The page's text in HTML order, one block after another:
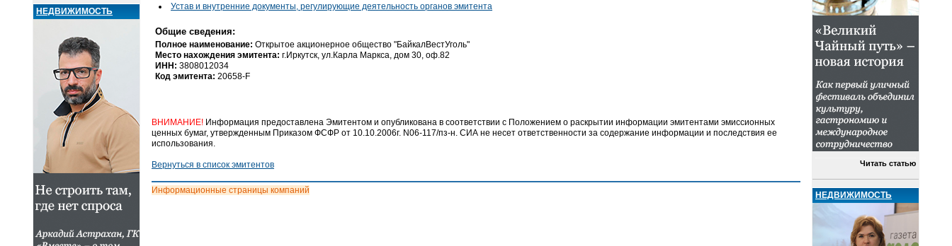
НЕДВИЖИМОСТЬ
Устав и внутренние документы, регулирующие деятельность органов эмитента
Общие сведения:
Полное наименование: Открытое акционерное общество "БайкалВестУголь"
Место нахождения эмитента: г.Иркутск, ул.Карла Маркса, дом 30, оф.82
ИНН: 3808012034
Код эмитента: 20658-F
ВНИМАНИЕ! Информация предоставлена Эмитентом и опубликована в соответствии с Положением о раскрытии информации эмитентами эмиссионных
ценных бумаг, утвержденным Приказом ФСФР от 10.10.2006г. N06-117/пз-н. СИА не несет ответственности за содержание информации и последствия ее
использования.
Вернуться в список эмитентов
Информационные страницы компаний
Читать статью
НЕДВИЖИМОСТЬ